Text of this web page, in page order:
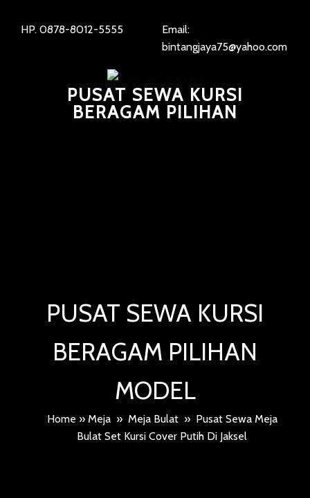
HP. 0878-8012-5555
Email:
bintangjaya75@yahoo.com
PUSAT SEWA KURSI
BERAGAM PILIHAN
PUSAT SEWA KURSI
BERAGAM PILIHAN
MODEL
Home » Meja » Meja Bulat » Pusat Sewa Meja
Bulat Set Kursi Cover Putih Di Jaksel